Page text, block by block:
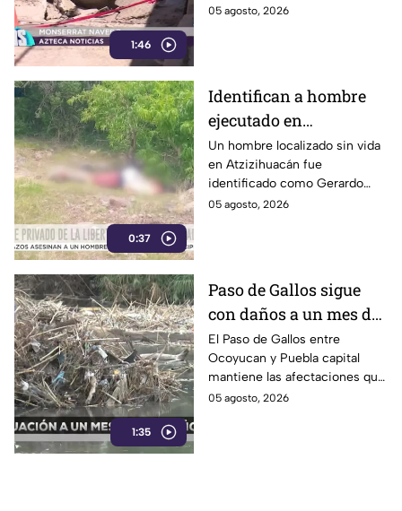
1:46
de formarse hace más de 15
05 agosto, 2026
0:37
Identifican a hombre
ejecutado en
Atzizihuacán; fue
privado de la libertad
Un hombre localizado sin vida
en Atzizihuacán fue
identificado como Gerardo
“N”, de 27 años, quien
05 agosto, 2026
1:35
Paso de Gallos sigue
con daños a un mes de
afectaciones por
lluvias
El Paso de Gallos entre
Ocoyucan y Puebla capital
mantiene las afectaciones que
dejó el aumento del nivel del
05 agosto, 2026